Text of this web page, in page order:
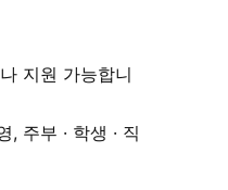
지원 가능합니
, 주부 · 학생 · 직